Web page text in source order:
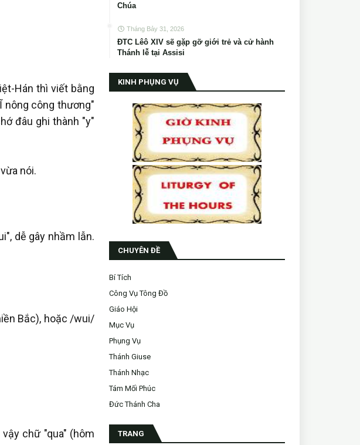
Hán thì viết bằng
nông công thương"
đâu ghi thành "y"
nói.
dễ gây nhầm lẫn.
Bắc), hoặc /wui/
chữ "qua" (hôm
Chúa
Tháng Bảy 31, 2026
ĐTC Lêô XIV sẽ gặp gỡ giới trẻ và cử hành
Thánh lễ tại Assisi
KINH PHỤNG VỤ
CHUYÊN ĐỀ
Bí Tích
Công Vụ Tông Đồ
Giáo Hội
Mục Vụ
Phụng Vụ
Thánh Giuse
Thánh Nhạc
Tám Mối Phúc
Đức Thánh Cha
TRANG